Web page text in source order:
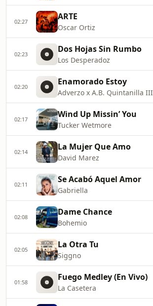
02:27 ARTE
Oscar Ortiz
02:23 Dos Hojas Sin Rumbo
Los Desperadoz
02:20 Enamorado Estoy
Adverzo x A.B. Quintanilla III
02:17 Wind Up Missin’ You
Tucker Wetmore
02:14 La Mujer Que Amo
David Marez
02:11 Se Acabó Aquel Amor
Gabriella
02:08 Dame Chance
Bohemio
02:05 La Otra Tu
Siggno
01:58 Fuego Medley (En Vivo)
La Casetera